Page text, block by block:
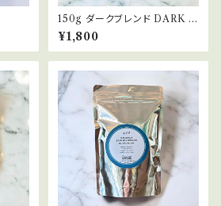
150g ダークブレンド DARK B
LEND 深煎り コーヒー豆
¥1,800